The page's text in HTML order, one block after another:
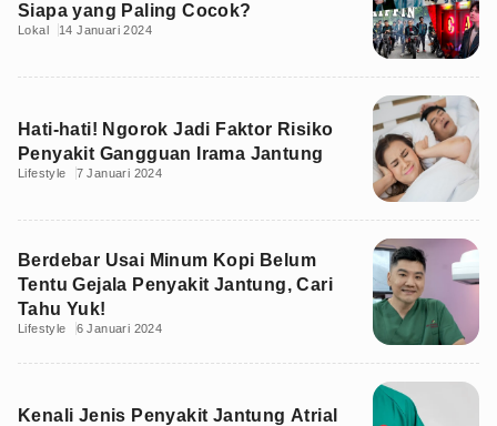
Siapa yang Paling Cocok?
Lokal 14 Januari 2024
Hati-hati! Ngorok Jadi Faktor Risiko
Penyakit Gangguan Irama Jantung
Lifestyle 7 Januari 2024
Berdebar Usai Minum Kopi Belum
Tentu Gejala Penyakit Jantung, Cari
Tahu Yuk!
Lifestyle 6 Januari 2024
Kenali Jenis Penyakit Jantung Atrial